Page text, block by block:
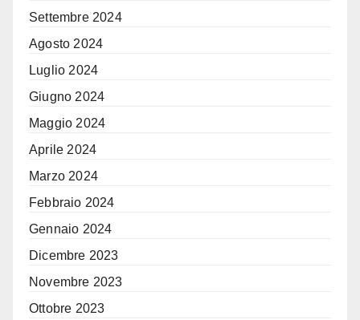
Settembre 2024
Agosto 2024
Luglio 2024
Giugno 2024
Maggio 2024
Aprile 2024
Marzo 2024
Febbraio 2024
Gennaio 2024
Dicembre 2023
Novembre 2023
Ottobre 2023